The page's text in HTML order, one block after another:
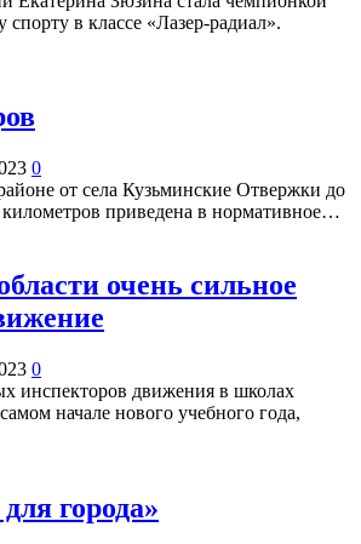
в классе «Лазер-радиал».
0
от села Кузьминские Отвержки до
приведена в нормативное…
очень сильное
0
инспекторов движения в школах
начале нового учебного года,
города»